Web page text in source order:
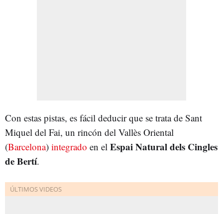
Con estas pistas, es fácil deducir que se trata de Sant
Miquel del Fai, un rincón del Vallès Oriental
(Barcelona) integrado en el Espai Natural dels Cingles
de Bertí.